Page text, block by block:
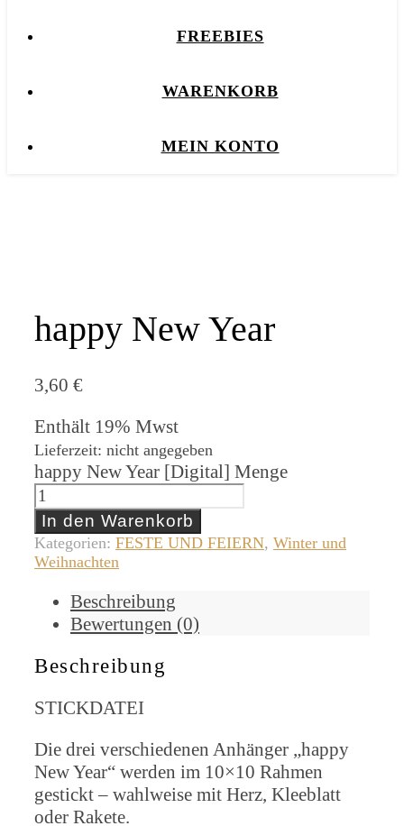
FREEBIES
WARENKORB
MEIN KONTO
happy New Year
3,60 €
Enthält 19% Mwst
Lieferzeit: nicht angegeben
happy New Year [Digital] Menge
In den Warenkorb
Kategorien: FESTE UND FEIERN, Winter und
Weihnachten
Beschreibung
Bewertungen (0)
Beschreibung
STICKDATEI
Die drei verschiedenen Anhänger „happy
New Year“ werden im 10×10 Rahmen
gestickt – wahlweise mit Herz, Kleeblatt
oder Rakete.